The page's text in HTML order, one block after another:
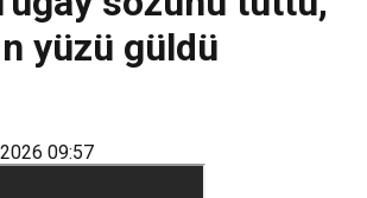
yüzü güldü
09:57